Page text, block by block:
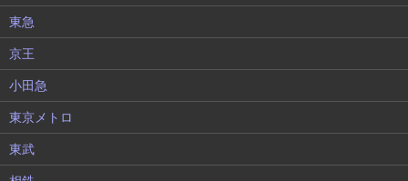
東急
京王
小田急
東京メトロ
東武